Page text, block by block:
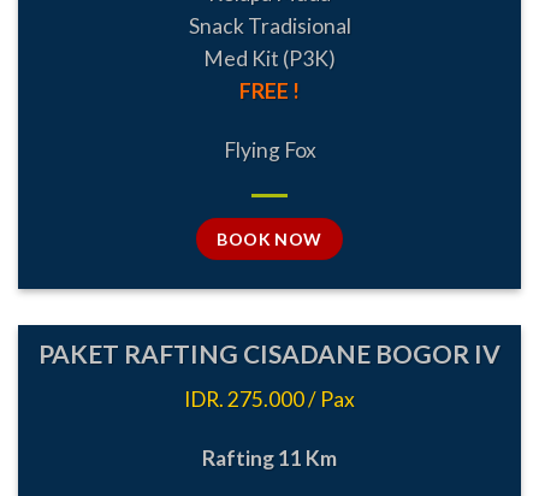
Snack Tradisional
Med Kit (P3K)
FREE !
Flying Fox
BOOK NOW
PAKET RAFTING CISADANE BOGOR IV
IDR. 275.000 / Pax
Rafting 11 Km